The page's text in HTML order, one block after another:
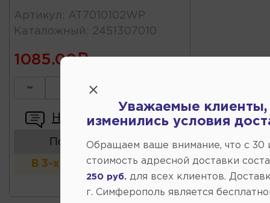
Артикул : AT7010102WP
Каталожный : 2451307010
1085.00
-
Написать отзыв
Показать аналоги
В 3-х и более магазинах
Уважаемые клиенты,
изменились условия
Обращаем ваше внимание, что c 30
стоимость адресной доставки
250 руб. для всех клиентов.
г. Симферополь является